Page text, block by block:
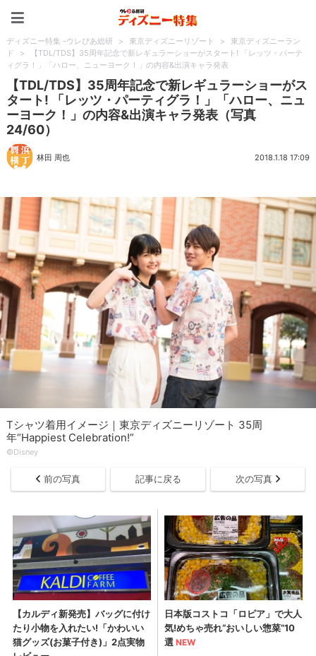
ディズニー特集 -ウレぴあ総研 > 東京ディズニーリゾート >
東京ディズニーラン
ド
>
【TDL/TDS】35周年記念で新レギュラーショーがスタート! 「レッツ・パーテ
ィグラ！」「ハロー、ニューヨーク！」の内容&出演キャラ発表
【TDL/TDS】35周年記念で新レギュラーショーがス
タート! 「レッツ・パーティグラ！」「ハロー、ニュ
ーヨーク！」の内容&出演キャラ発表（写真
24/60）
林田 周也 2018.1.18 17:09
Tシャツ着用イメージ｜東京ディズニーリゾート 35周
年“Happiest Celebration!”
©Disney
前の写真 記事に戻る 次の写真